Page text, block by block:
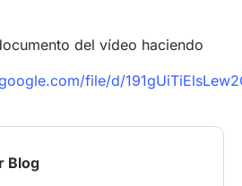
del vídeo haciendo
file/d/
Blog